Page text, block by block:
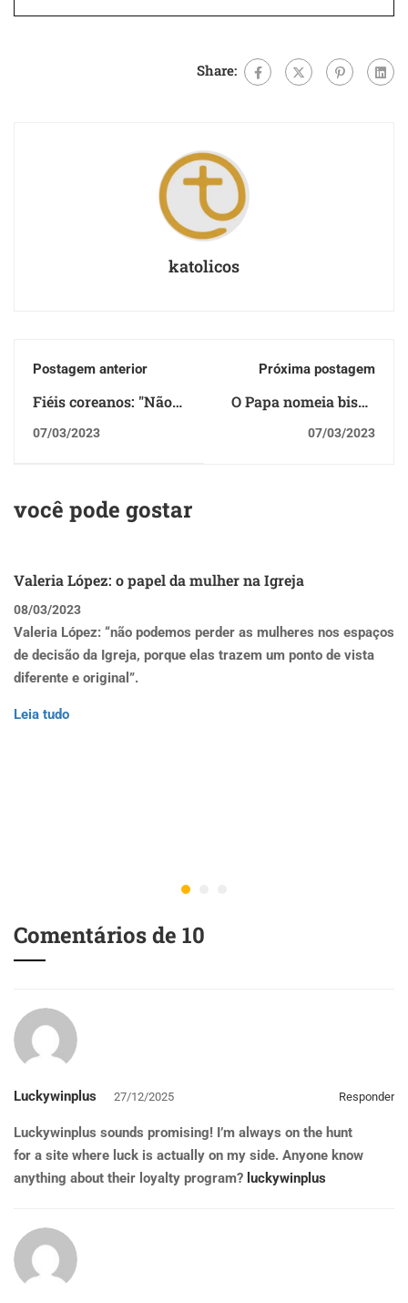
Share:
katolicos
Postagem anterior
Fiéis coreanos: "Não
esqueçamos as
07/03/2023
Próxima postagem
O Papa nomeia bispo
auxiliar para a
07/03/2023
você pode gostar
Valeria López: o papel da mulher na Igreja
08/03/2023
Valeria López: “não podemos perder as mulheres nos espaços
de decisão da Igreja, porque elas trazem um ponto de vista
diferente e original”.
Leia tudo
Comentários de 10
Luckywinplus 27/12/2025 Responder
Luckywinplus sounds promising! I’m always on the hunt
for a site where luck is actually on my side. Anyone know
anything about their loyalty program? luckywinplus